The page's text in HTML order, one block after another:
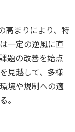
高まりにより、特
一定の逆風に直
題の改善を始点
見越して、多様
境や規制への適
。